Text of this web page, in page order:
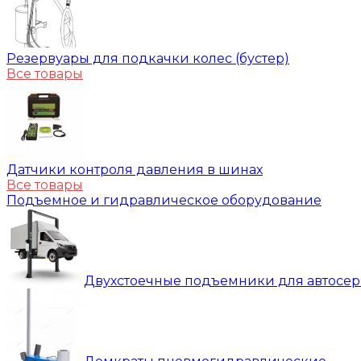
Резервуары для подкачки колес (бустер)
Все товары
Датчики контроля давления в шинах
Все товары
Подъемное и гидравлическое оборудование
Двухстоечные подъемники для